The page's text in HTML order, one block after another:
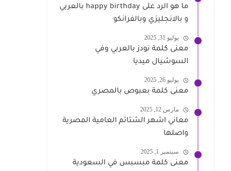
ما هو الرد على happy birthday بالعربي
و بالانجليزي وبالفرانكو
يوليو 31, 2025
معنى كلمة نودز بالعربي وفي
السوشيال ميديا
يوليو 26, 2025
معنى كلمة بعبوص بالمصري
مارس 12, 2025
معاني اشهر الشتائم العامية المصرية
واصلها
سبتمبر 1, 2025
معنى كلمة مبسبس في السعودية